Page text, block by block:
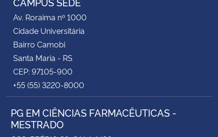
Av. Roraima nº 1000
Cidade Universitária
Bairro Camobi
Santa Maria - RS
CEP: 97105-900
+55 (55) 3220-8000
PG EM CIÊNCIAS FARMACÊUTICAS -
MESTRADO